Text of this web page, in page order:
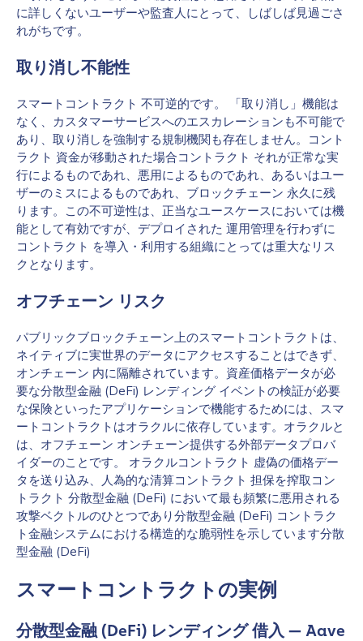
に詳しくないユーザーや監査人にとって、しばしば見過ごさ
れがちです。
取り消し不能性
スマートコントラクト 不可逆的です。 「取り消し」機能は
なく、カスタマーサービスへのエスカレーションも不可能で
あり、取り消しを強制する規制機関も存在しません。コント
ラクト 資金が移動された場合コントラクト それが正常な実
行によるものであれ、悪用によるものであれ、あるいはユー
ザーのミスによるものであれ、ブロックチェーン 永久に残
ります。この不可逆性は、正当なユースケースにおいては機
能として有効ですが、デプロイされた 運用管理を行わずに
コントラクト を導入・利用する組織にとっては重大なリス
クとなります。
オフチェーン リスク
パブリックブロックチェーン上のスマートコントラクトは、
ネイティブに実世界のデータにアクセスすることはできず、
オンチェーン 内に隔離されています。資産価格データが必
要な分散型金融 (DeFi) レンディング イベントの検証が必要
な保険といったアプリケーションで機能するためには、スマ
ートコントラクトはオラクルに依存しています。オラクルと
は、オフチェーン オンチェーン提供する外部データプロバ
イダーのことです。 オラクルコントラクト 虚偽の価格デー
タを送り込み、人為的な清算コントラクト 担保を搾取コン
トラクト 分散型金融 (DeFi) において最も頻繁に悪用される
攻撃ベクトルのひとつであり分散型金融 (DeFi) コントラク
ト金融システムにおける構造的な脆弱性を示しています分散
型金融 (DeFi)
スマートコントラクトの実例
分散型金融 (DeFi) レンディング 借入 — Aave